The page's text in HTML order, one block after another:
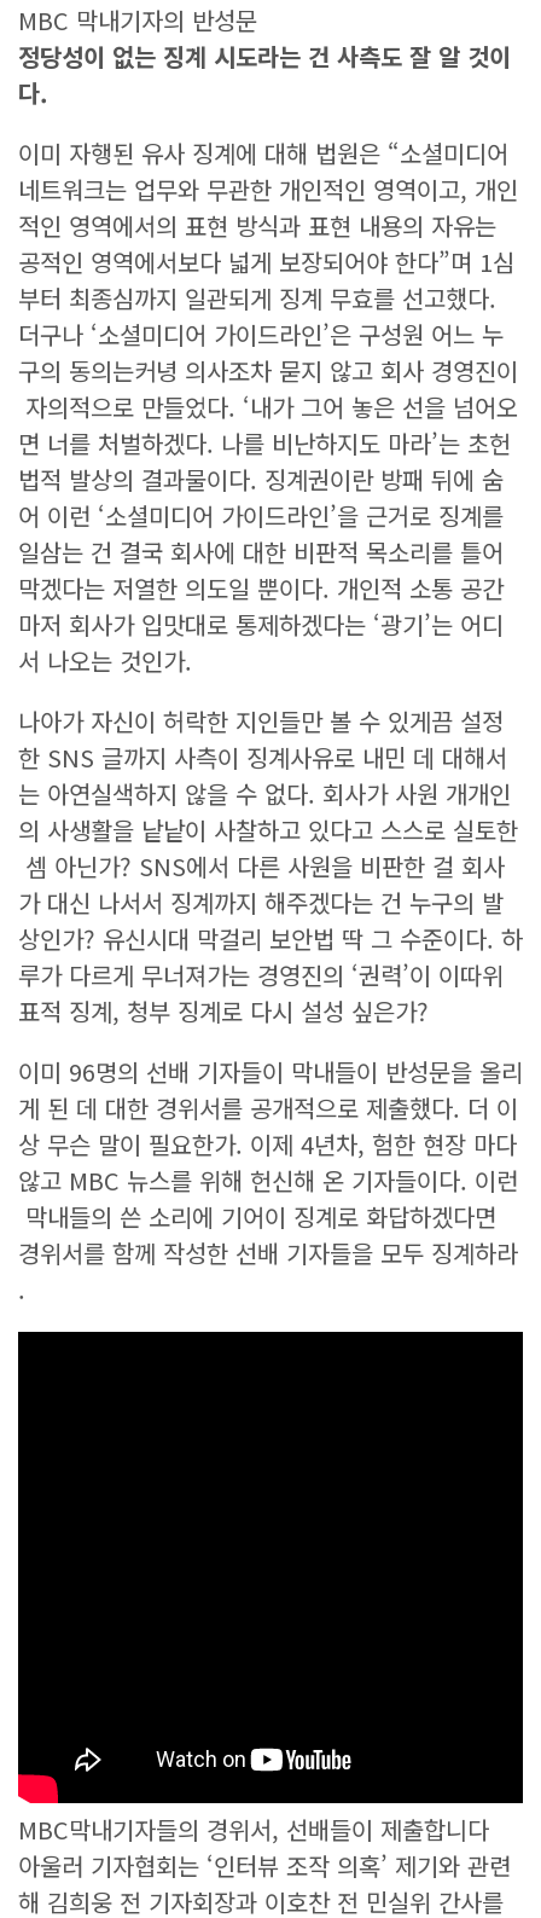
MBC 막내기자의 반성문
정당성이 없는 징계 시도라는 건 사측도 잘 알 것이
다.
이미 자행된 유사 징계에 대해 법원은 “소셜미디어
네트워크는 업무와 무관한 개인적인 영역이고, 개인
적인 영역에서의 표현 방식과 표현 내용의 자유는
공적인 영역에서보다 넓게 보장되어야 한다”며 1심
부터 최종심까지 일관되게 징계 무효를 선고했다.
더구나 ‘소셜미디어 가이드라인’은 구성원 어느 누
구의 동의는커녕 의사조차 묻지 않고 회사 경영진이
자의적으로 만들었다. ‘내가 그어 놓은 선을 넘어오
면 너를 처벌하겠다. 나를 비난하지도 마라’는 초헌
법적 발상의 결과물이다. 징계권이란 방패 뒤에 숨
어 이런 ‘소셜미디어 가이드라인’을 근거로 징계를
일삼는 건 결국 회사에 대한 비판적 목소리를 틀어
막겠다는 저열한 의도일 뿐이다. 개인적 소통 공간
마저 회사가 입맛대로 통제하겠다는 ‘광기’는 어디
서 나오는 것인가.
나아가 자신이 허락한 지인들만 볼 수 있게끔 설정
한 SNS 글까지 사측이 징계사유로 내민 데 대해서
는 아연실색하지 않을 수 없다. 회사가 사원 개개인
의 사생활을 낱낱이 사찰하고 있다고 스스로 실토한
셈 아닌가? SNS에서 다른 사원을 비판한 걸 회사
가 대신 나서서 징계까지 해주겠다는 건 누구의 발
상인가? 유신시대 막걸리 보안법 딱 그 수준이다. 하
루가 다르게 무너져가는 경영진의 ‘권력’이 이따위
표적 징계, 청부 징계로 다시 설성 싶은가?
이미 96명의 선배 기자들이 막내들이 반성문을 올리
게 된 데 대한 경위서를 공개적으로 제출했다. 더 이
상 무슨 말이 필요한가. 이제 4년차, 험한 현장 마다
않고 MBC 뉴스를 위해 헌신해 온 기자들이다. 이런
막내들의 쓴 소리에 기어이 징계로 화답하겠다면
경위서를 함께 작성한 선배 기자들을 모두 징계하라
.
MBC막내기자들의 경위서, 선배들이 제출합니다
아울러 기자협회는 ‘인터뷰 조작 의혹’ 제기와 관련
해 김희웅 전 기자회장과 이호찬 전 민실위 간사를